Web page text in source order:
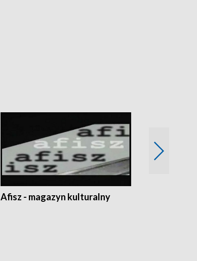
Afisz - magazyn kulturalny